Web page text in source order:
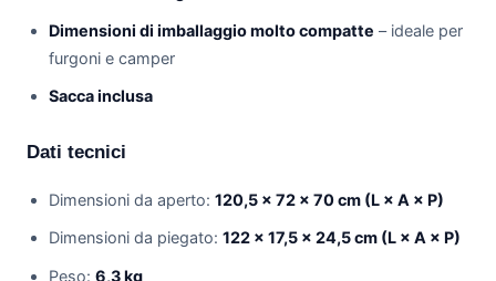
Dimensioni di imballaggio molto compatte – ideale per
furgoni e camper
Sacca inclusa
Dati tecnici
Dimensioni da aperto: 120,5 × 72 × 70 cm (L × A × P)
Dimensioni da piegato: 122 × 17,5 × 24,5 cm (L × A × P)
Peso: 6,3 kg